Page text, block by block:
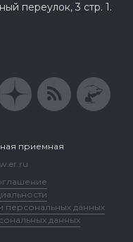
переулок, 3 стр. 1.
приемная
персональных данных
данных